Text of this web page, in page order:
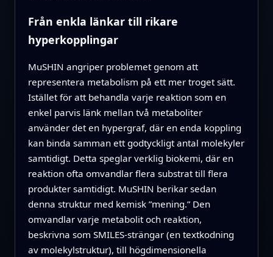
Från enkla länkar till rikare
hyperkopplingar
MuSHIN angriper problemet genom att
representera metabolism på ett mer troget sätt.
Istället för att behandla varje reaktion som en
enkel parvis länk mellan två metaboliter
använder det en hypergraf, där en enda koppling
kan binda samman ett godtyckligt antal molekyler
samtidigt. Detta speglar verklig biokemi, där en
reaktion ofta omvandlar flera substrat till flera
produkter samtidigt. MuSHIN berikar sedan
denna struktur med kemisk ”mening.” Den
omvandlar varje metabolit och reaktion,
beskrivna som SMILES-strängar (en textkodning
av molekylstruktur), till högdimensionella